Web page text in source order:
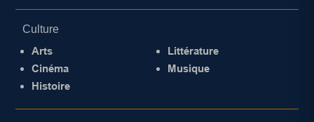
Culture
Arts
Cinéma
Histoire
Littérature
Musique